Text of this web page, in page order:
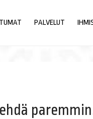
PALVELUT